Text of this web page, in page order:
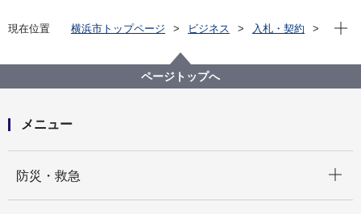
現在位置 横浜市トップページ ビジネス
入札・契約
令和２年度 教職員定期健康診断（会計年度任用職員等
を除く）
現在
ページトップへ
メニュー
防災・救急